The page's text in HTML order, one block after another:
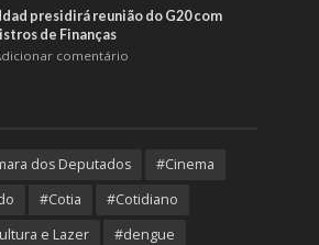
presidirá reunião do G20 com
de Finanças
comentário
dos Deputados
#Cinema
#Cotia
#Cotidiano
e Lazer
#dengue